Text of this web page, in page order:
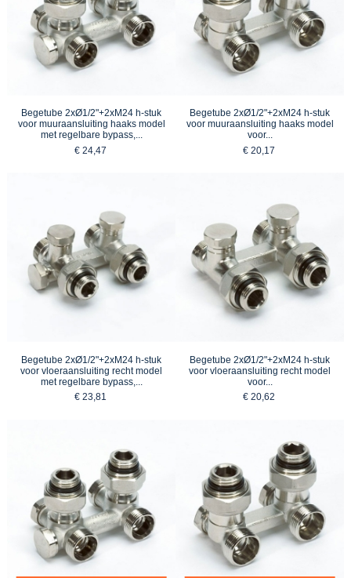
Begetube 2xØ1/2"+2xM24 h-stuk
voor muuraansluiting haaks model
met regelbare bypass,...
€ 24,47
Begetube 2xØ1/2"+2xM24 h-stuk
voor muuraansluiting haaks model
voor...
€ 20,17
Begetube 2xØ1/2"+2xM24 h-stuk
voor vloeraansluiting recht model
met regelbare bypass,...
€ 23,81
Begetube 2xØ1/2"+2xM24 h-stuk
voor vloeraansluiting recht model
voor...
€ 20,62